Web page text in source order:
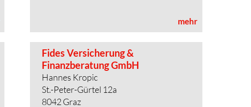
mehr
Fides Versicherung &
Finanzberatung GmbH
Hannes Kropic
St.-Peter-Gürtel 12a
8042 Graz